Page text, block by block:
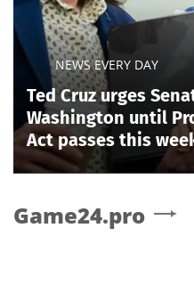
NEWS EVERY DAY
Ted Cruz urges
Washington until
Act passes this
Game24.pro